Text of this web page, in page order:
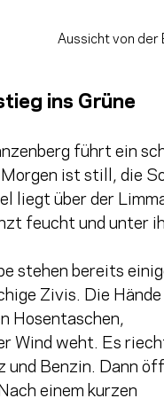
Aussicht von der
ins Grüne
führt ein
ist still, die
liegt über der
feucht und unter
stehen bereits
Zivis. Die Hände
Hosentaschen,
Wind weht. Es
und Benzin. Dann
einem kurzen